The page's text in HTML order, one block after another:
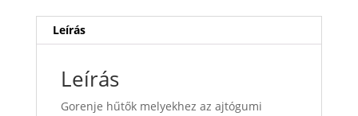
Leírás
Leírás
Gorenje hűtők melyekhez az ajtógumi